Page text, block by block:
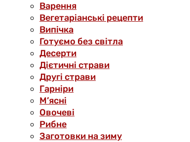
Варення
Вегетаріанські рецепти
Випічка
Готуємо без світла
Десерти
Дієтичні страви
Другі страви
Гарніри
М’ясні
Овочеві
Рибне
Заготовки на зиму